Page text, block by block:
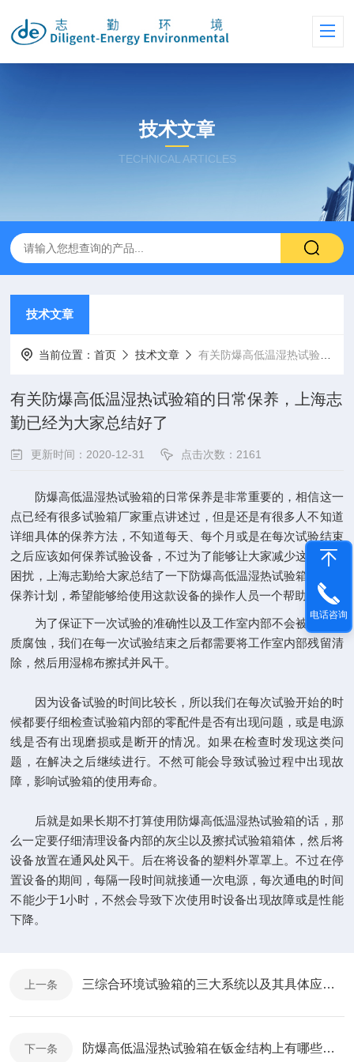
技术文章
TECHNICAL ARTICLES
技术文章
当前位置：首页 技术文章 有关防爆高低温湿热试验箱的日常保养，上海志勤已经为大家总结好了
有关防爆高低温湿热试验箱的日常保养，上海志
勤已经为大家总结好了
更新时间：2020-12-31 点击次数：2161
防爆高低温湿热试验箱的日常保养是非常重要的，相信这一
点已经有很多试验箱厂家重点讲述过，但是还是有很多人不知道
详细具体的保养方法，不知道每天、每个月或是在每次试验结束
之后应该如何保养试验设备，不过为了能够让大家减少这方面的
困扰，上海志勤给大家总结了一下防爆高低温湿热试验箱日常的
保养计划，希望能够给使用这款设备的操作人员一个帮助。
为了保证下一次试验的准确性以及工作室内部不会被残留物
质腐蚀，我们在每一次试验结束之后都需要将工作室内部残留清
除，然后用湿棉布擦拭并风干。
因为设备试验的时间比较长，所以我们在每次试验开始的时
候都要仔细检查试验箱内部的零配件是否有出现问题，或是电源
线是否有出现磨损或是断开的情况。如果在检查时发现这类问
题，在解决之后继续进行。不然可能会导致试验过程中出现故
障，影响试验箱的使用寿命。
后就是如果长期不打算使用防爆高低温湿热试验箱的话，那
么一定要仔细清理设备内部的灰尘以及擦拭试验箱箱体，然后将
设备放置在通风处风干。后在将设备的塑料外罩罩上。不过在停
置设备的期间，每隔一段时间就接通一次电源，每次通电的时间
不能少于1小时，不然会导致下次使用时设备出现故障或是性能
下降。
上一条 三综合环境试验箱的三大系统以及其具体应用说明
下一条 防爆高低温湿热试验箱在钣金结构上有哪些杰出表现？
电话咨询